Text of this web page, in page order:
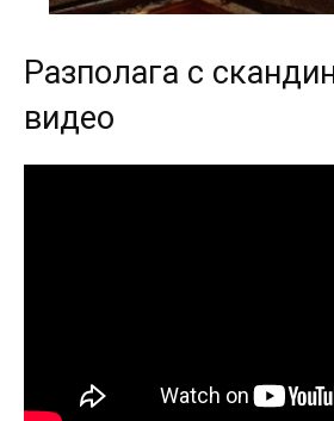
Разполага с
видео